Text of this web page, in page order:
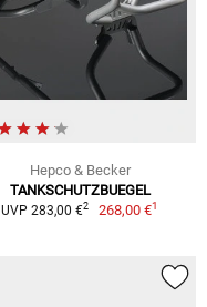
Hepco & Becker
TANKSCHUTZBUEGEL
UVP 283,00 €2 268,00 €1